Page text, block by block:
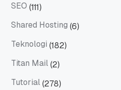
SEO (111)
Shared Hosting (6)
Teknologi (182)
Titan Mail(2)
Tutorial(278)